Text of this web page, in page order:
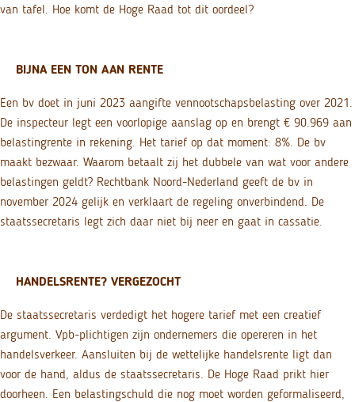
van tafel. Hoe komt de Hoge Raad tot dit oordeel?
BIJNA EEN TON AAN RENTE
Een bv doet in juni 2023 aangifte vennootschapsbelasting over 2021.
De inspecteur legt een voorlopige aanslag op en brengt € 90.969 aan
belastingrente in rekening. Het tarief op dat moment: 8%. De bv
maakt bezwaar. Waarom betaalt zij het dubbele van wat voor andere
belastingen geldt? Rechtbank Noord-Nederland geeft de bv in
november 2024 gelijk en verklaart de regeling onverbindend. De
staatssecretaris legt zich daar niet bij neer en gaat in cassatie.
HANDELSRENTE? VERGEZOCHT
De staatssecretaris verdedigt het hogere tarief met een creatief
argument. Vpb-plichtigen zijn ondernemers die opereren in het
handelsverkeer. Aansluiten bij de wettelijke handelsrente ligt dan
voor de hand, aldus de staatssecretaris. De Hoge Raad prikt hier
doorheen. Een belastingschuld die nog moet worden geformaliseerd,